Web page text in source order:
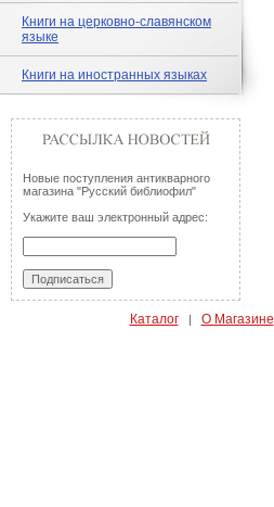
Книги на церковно-славянском
языке
Книги на иностранных языках
Новые поступления антикварного
магазина "Русский библиофил"
Укажите ваш электронный адрес:
Каталог| О Магазине